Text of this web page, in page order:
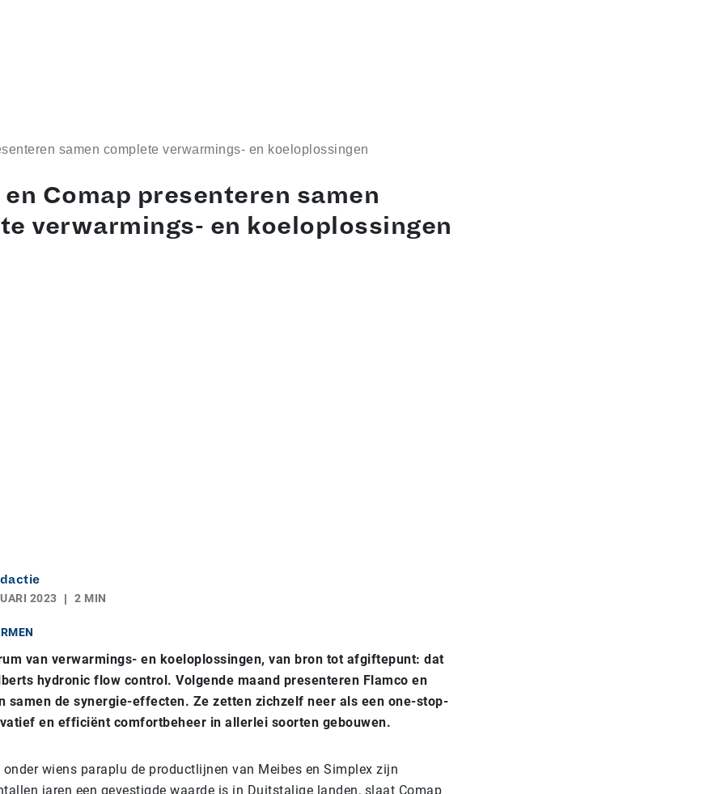
samen complete verwarmings- en koeloplossingen
en Comap presenteren samen
verwarmings- en koeloplossingen
2023
2 MIN
van verwarmings- en koeloplossingen, van bron tot afgiftepunt: dat
hydronic flow control. Volgende maand presenteren Flamco en
samen de synergie-effecten. Ze zetten zichzelf neer als een one-stop-
en efficiënt comfortbeheer in allerlei soorten gebouwen.
wiens paraplu de productlijnen van Meibes en Simplex zijn
jaren een gevestigde waarde is in Duitstalige landen, slaat Comap